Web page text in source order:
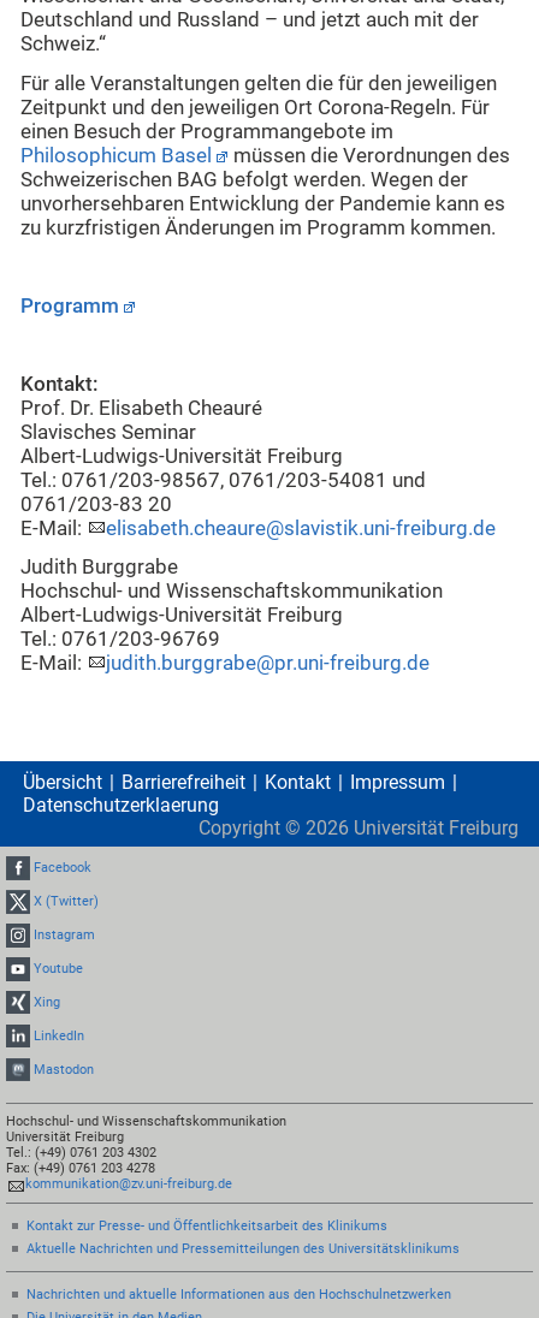
Deutschland und Russland – und jetzt auch mit der
Schweiz.“
Für alle Veranstaltungen gelten die für den jeweiligen
Zeitpunkt und den jeweiligen Ort Corona-Regeln. Für
einen Besuch der Programmangebote im
Philosophicum Basel
müssen die Verordnungen des
Schweizerischen BAG befolgt werden. Wegen der
unvorhersehbaren Entwicklung der Pandemie kann es
zu kurzfristigen Änderungen im Programm kommen.
Programm
Kontakt:
Prof. Dr. Elisabeth Cheauré
Slavisches Seminar
Albert-Ludwigs-Universität Freiburg
Tel.: 0761/203-98567, 0761/203-54081 und
0761/203-83 20
E-Mail:
elisabeth.cheaure@slavistik.uni-freiburg.de
Judith Burggrabe
Hochschul- und Wissenschaftskommunikation
Albert-Ludwigs-Universität Freiburg
Tel.: 0761/203-96769
E-Mail:
judith.burggrabe@pr.uni-freiburg.de
Übersicht Barrierefreiheit Kontakt
Impressum
Datenschutzerklaerung
Copyright © 2026 Universität Freiburg
Facebook
X (Twitter)
Instagram
Youtube
Xing
LinkedIn
Mastodon
Hochschul- und Wissenschaftskommunikation
Universität Freiburg
Tel.: (+49) 0761 203 4302
Fax: (+49) 0761 203 4278
kommunikation@zv.uni-freiburg.de
Kontakt zur Presse- und Öffentlichkeitsarbeit des Klinikums
Aktuelle Nachrichten und Pressemitteilungen des Universitätsklinikums
Nachrichten und aktuelle Informationen aus den Hochschulnetzwerken